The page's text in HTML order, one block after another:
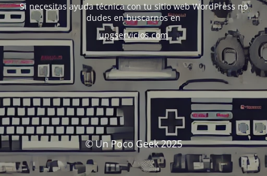
Si necesitas ayuda técnica con tu sitio web WordPress no
dudes en buscarnos en
upgservicios.com
© Un Poco Geek 2025